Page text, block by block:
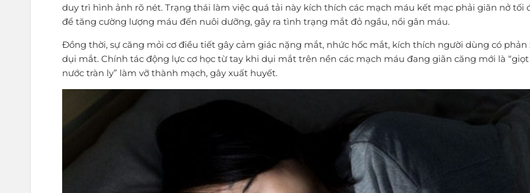
duy trì hình ảnh rõ nét. Trạng thái làm việc quá tải này kích thích các mạch máu kết mạc phải giãn nở tối
để tăng cường lượng máu đến nuôi dưỡng, gây ra tình trạng mắt đỏ ngầu, nổi gân máu.
Đồng thời, sự căng mỏi cơ điều tiết gây cảm giác nặng mắt, nhức hốc mắt, kích thích người dùng có phản
dụi mắt. Chính tác động lực cơ học từ tay khi dụi mắt trên nền các mạch máu đang giãn căng mới là “giọt
nước tràn ly” làm vỡ thành mạch, gây xuất huyết.